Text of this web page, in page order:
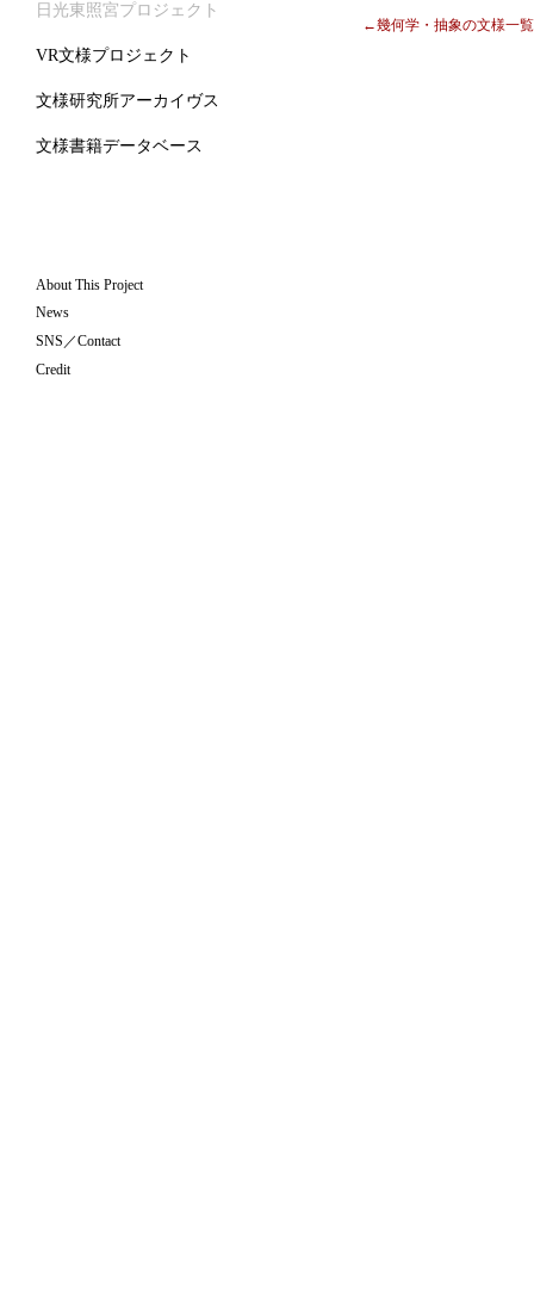
日光東照宮プロジェクト
VR文様プロジェクト
文様研究所アーカイヴス
文様書籍データベース
About This Project
News
SNS／Contact
Credit
←幾何学・抽象の文様一